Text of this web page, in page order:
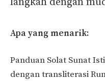
Apa yang menarik:
Panduan Solat Sunat
dengan transliterasi